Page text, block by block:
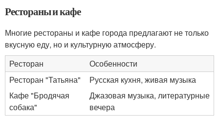
Рестораны и кафе
Многие рестораны и кафе города предлагают не только
вкусную еду, но и культурную атмосферу.
Ресторан
Особенности
Ресторан "Татьяна"
Русская кухня, живая музыка
Кафе "Бродячая
собака"
Джазовая музыка, литературные
вечера